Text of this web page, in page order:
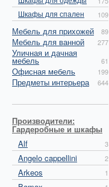
Шкафы для спален 109
Мебель для прихожей 89
Мебель для ванной 277
Уличная и дачная
мебель 61
Офисная мебель 199
Предметы интерьера 644
Производители:
Гардеробные и шкафы
Alf
3
Angelo cappellini 2
Arkeos 1